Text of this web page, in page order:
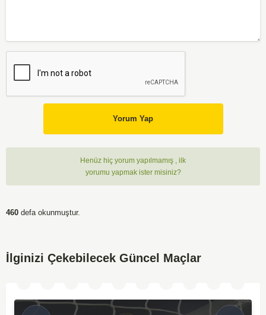
Yorum Yap
Henüz hiç yorum yapılmamış , ilk
yorumu yapmak ister misiniz?
460 defa okunmuştur.
İlginizi Çekebilecek Güncel Maçlar